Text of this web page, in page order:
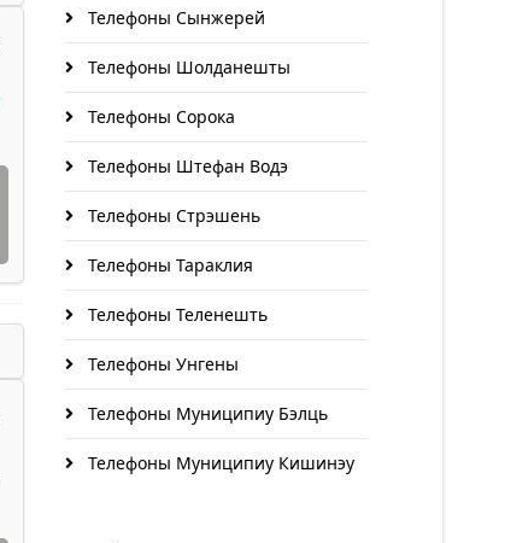
Телефоны Сынжерей
Телефоны Шолданешты
Телефоны Сорока
Телефоны Штефан Водэ
Телефоны Стрэшень
Телефоны Тараклия
Телефоны Теленешть
Телефоны Унгены
Телефоны Муниципиу Бэлць
Телефоны Муниципиу Кишинэу